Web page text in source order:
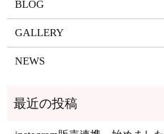
BLOG
GALLERY
NEWS